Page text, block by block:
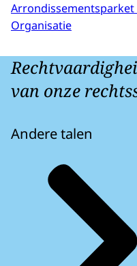
Organisatie
van onze
Andere talen